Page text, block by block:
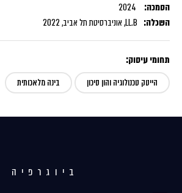
הסמכה:
השכלה: LL.B, אוניברסיטת תל אביב, 2022
תחומי עיסוק:
הייטק טכנולוגיה והון סיכון בינה מלאכותית
ביוגרפיה